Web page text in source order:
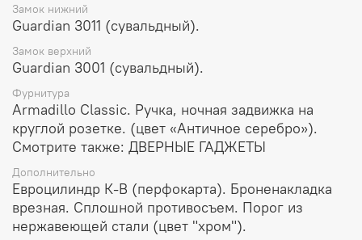
Замок нижний
Guardian 3011 (сувальдный).
Замок верхний
Guardian 3001 (сувальдный).
Фурнитура
Armadillo Classic. Ручка, ночная задвижка на
круглой розетке. (цвет «Античное серебро»).
Смотрите также: ДВЕРНЫЕ ГАДЖЕТЫ
Дополнительно
Евроцилиндр К-В (перфокарта). Броненакладка
врезная. Сплошной противосъем. Порог из
нержавеющей стали (цвет "хром").